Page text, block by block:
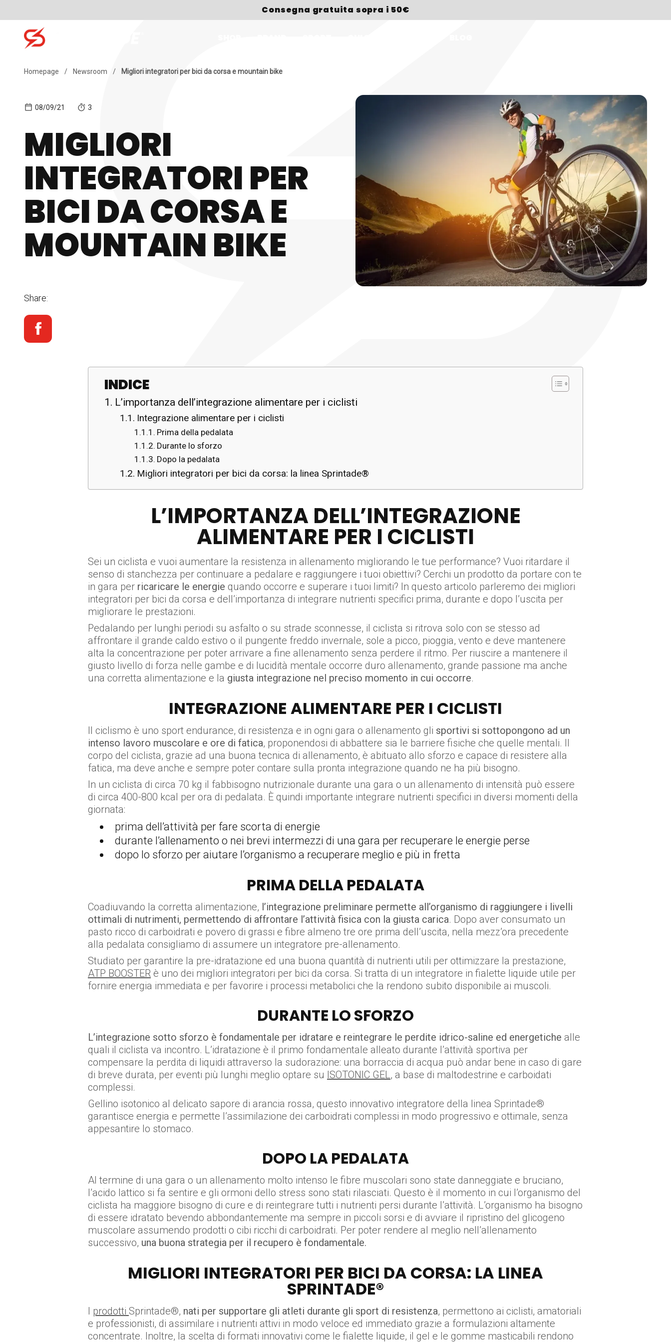
Consegna gratuita sopra i 50€
Homepage / Newsroom / Migliori integratori per bici da corsa e mountain bike
08/09/21 3
MIGLIORI
INTEGRATORI PER
BICI DA CORSA E
MOUNTAIN BIKE
Share:
INDICE
L’importanza dell’integrazione alimentare per i ciclisti
Integrazione alimentare per i ciclisti
Prima della pedalata
Durante lo sforzo
Dopo la pedalata
Migliori integratori per bici da corsa: la linea Sprintade®
L’IMPORTANZA DELL’INTEGRAZIONE
ALIMENTARE PER I CICLISTI
Sei un ciclista e vuoi aumentare la resistenza in allenamento migliorando le tue performance? Vuoi ritardare il
senso di stanchezza per continuare a pedalare e raggiungere i tuoi obiettivi? Cerchi un prodotto da portare con te
in gara per ricaricare le energie quando occorre e superare i tuoi limiti? In questo articolo parleremo dei migliori
integratori per bici da corsa e dell’importanza di integrare nutrienti specifici prima, durante e dopo l’uscita per
migliorare le prestazioni.
Pedalando per lunghi periodi su asfalto o su strade sconnesse, il ciclista si ritrova solo con se stesso ad
affrontare il grande caldo estivo o il pungente freddo invernale, sole a picco, pioggia, vento e deve mantenere
alta la concentrazione per poter arrivare a fine allenamento senza perdere il ritmo. Per riuscire a mantenere il
giusto livello di forza nelle gambe e di lucidità mentale occorre duro allenamento, grande passione ma anche
una corretta alimentazione e la giusta integrazione nel preciso momento in cui occorre.
INTEGRAZIONE ALIMENTARE PER I CICLISTI
Il ciclismo è uno sport endurance, di resistenza e in ogni gara o allenamento gli sportivi si sottopongono ad un
intenso lavoro muscolare e ore di fatica, proponendosi di abbattere sia le barriere fisiche che quelle mentali. Il
corpo del ciclista, grazie ad una buona tecnica di allenamento, è abituato allo sforzo e capace di resistere alla
fatica, ma deve anche e sempre poter contare sulla pronta integrazione quando ne ha più bisogno.
In un ciclista di circa 70 kg il fabbisogno nutrizionale durante una gara o un allenamento di intensità può essere
di circa 400-800 kcal per ora di pedalata. È quindi importante integrare nutrienti specifici in diversi momenti della
giornata:
prima dell’attività per fare scorta di energie
durante l’allenamento o nei brevi intermezzi di una gara per recuperare le energie perse
dopo lo sforzo per aiutare l’organismo a recuperare meglio e più in fretta
PRIMA DELLA PEDALATA
Coadiuvando la corretta alimentazione, l’integrazione preliminare permette all’organismo di raggiungere i livelli
ottimali di nutrimenti, permettendo di affrontare l’attività fisica con la giusta carica. Dopo aver consumato un
pasto ricco di carboidrati e povero di grassi e fibre almeno tre ore prima dell’uscita, nella mezz’ora precedente
alla pedalata consigliamo di assumere un integratore pre-allenamento.
Studiato per garantire la pre-idratazione ed una buona quantità di nutrienti utili per ottimizzare la prestazione,
ATP BOOSTER è uno dei migliori integratori per bici da corsa. Si tratta di un integratore in fialette liquide utile per
fornire energia immediata e per favorire i processi metabolici che la rendono subito disponibile ai muscoli.
DURANTE LO SFORZO
L’integrazione sotto sforzo è fondamentale per idratare e reintegrare le perdite idrico-saline ed energetiche alle
quali il ciclista va incontro. L’idratazione è il primo fondamentale alleato durante l’attività sportiva per
compensare la perdita di liquidi attraverso la sudorazione: una borraccia di acqua può andar bene in caso di gare
di breve durata, per eventi più lunghi meglio optare su ISOTONIC GEL, a base di maltodestrine e carboidati
complessi.
Gellino isotonico al delicato sapore di arancia rossa, questo innovativo integratore della linea Sprintade®
garantisce energia e permette l’assimilazione dei carboidrati complessi in modo progressivo e ottimale, senza
appesantire lo stomaco.
DOPO LA PEDALATA
Al termine di una gara o un allenamento molto intenso le fibre muscolari sono state danneggiate e bruciano,
l’acido lattico si fa sentire e gli ormoni dello stress sono stati rilasciati. Questo è il momento in cui l’organismo del
ciclista ha maggiore bisogno di cure e di reintegrare tutti i nutrienti persi durante l’attività. L’organismo ha bisogno
di essere idratato bevendo abbondantemente ma sempre in piccoli sorsi e di avviare il ripristino del glicogeno
muscolare assumendo prodotti o cibi ricchi di carboidrati. Per poter rendere al meglio nell’allenamento
successivo, una buona strategia per il recupero è fondamentale.
MIGLIORI INTEGRATORI PER BICI DA CORSA: LA LINEA
SPRINTADE®
I prodotti Sprintade®, nati per supportare gli atleti durante gli sport di resistenza, permettono ai ciclisti, amatoriali
e professionisti, di assimilare i nutrienti attivi in modo veloce ed immediato grazie a formulazioni altamente
concentrate. Inoltre, la scelta di formati innovativi come le fialette liquide, il gel e le gomme masticabili rendono
Search for: